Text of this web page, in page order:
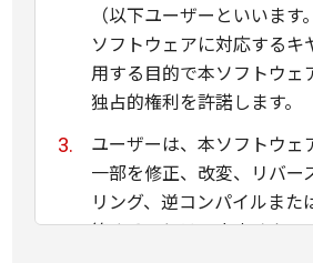
（以下ユーザーといいま
ソフトウェアに対応するキ
用する目的で本ソフトウェ
独占的権利を許諾します。
ユーザーは、本ソフトウェ
一部を修正、改変、リバー
リング、逆コンパイルまた
等することはできません。